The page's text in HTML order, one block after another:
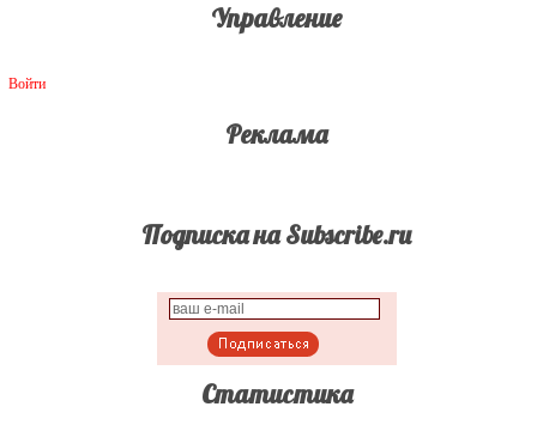
Управление
Войти
Реклама
Подписка на Subscribe.ru
Статистика